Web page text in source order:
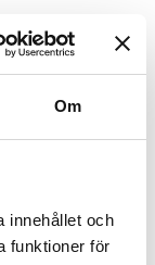
Om
innehållet och
funktioner för
med
får den att
håller
det är dags att
om din